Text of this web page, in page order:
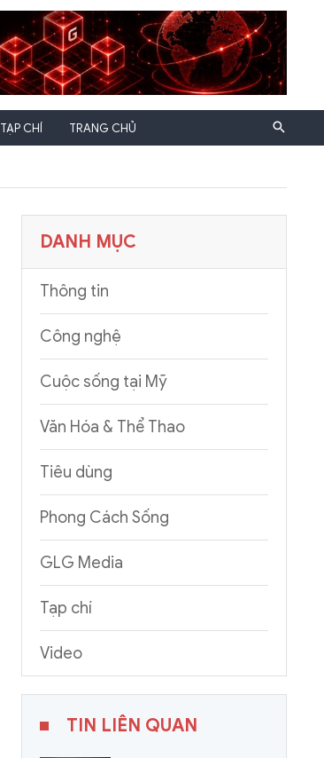
TẠP CHÍ TRANG CHỦ
DANH MỤC
Thông tin
Công nghệ
Cuộc sống tại Mỹ
Văn Hóa & Thể Thao
Tiêu dùng
Phong Cách Sống
GLG Media
Tạp chí
Video
TIN LIÊN QUAN